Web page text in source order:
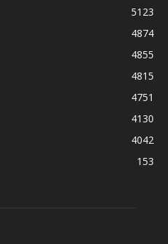
5123
4874
4855
4815
4751
4130
4042
153